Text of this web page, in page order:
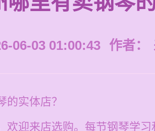
06-03 01:00:43 作者：
实体店？
迎来店选购。每节钢琴学习